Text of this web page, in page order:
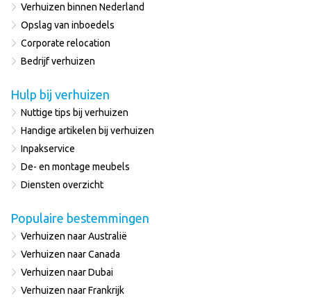
Verhuizen binnen Nederland
Opslag van inboedels
Corporate relocation
Bedrijf verhuizen
Hulp bij verhuizen
Nuttige tips bij verhuizen
Handige artikelen bij verhuizen
Inpakservice
De- en montage meubels
Diensten overzicht
Populaire bestemmingen
Verhuizen naar Australië
Verhuizen naar Canada
Verhuizen naar Dubai
Verhuizen naar Frankrijk